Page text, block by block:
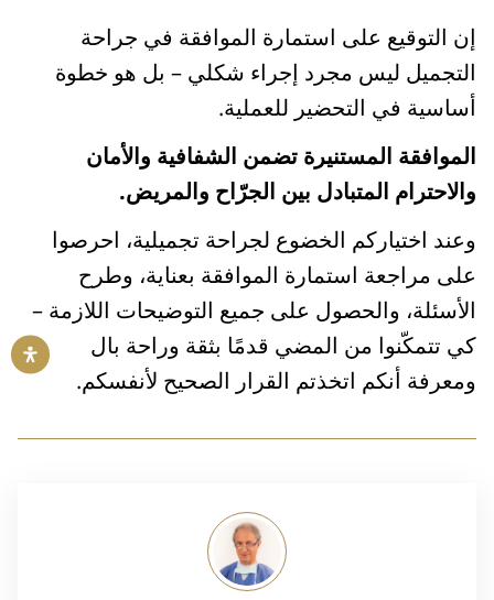
إن التوقيع على استمارة الموافقة في جراحة
التجميل ليس مجرد إجراء شكلي – بل هو خطوة
أساسية في التحضير للعملية.
الموافقة المستنيرة تضمن الشفافية والأمان
والاحترام المتبادل بين الجرّاح والمريض.
وعند اختياركم الخضوع لجراحة تجميلية، احرصوا
على مراجعة استمارة الموافقة بعناية، وطرح
الأسئلة، والحصول على جميع التوضيحات اللازمة –
كي تتمكّنوا من المضي قدمًا بثقة وراحة بال
ومعرفة أنكم اتخذتم القرار الصحيح لأنفسكم.